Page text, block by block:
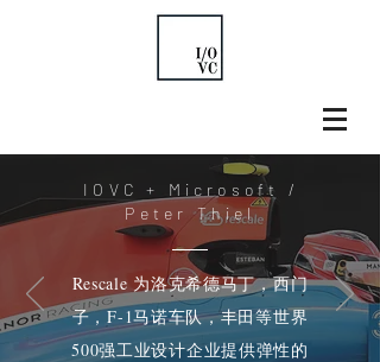
IOVC + Microsoft /
Peter Thiel
Rescale 为洛克希德马丁，西门
子，F-1马诺车队，丰田等世界
500强工业设计企业提供弹性的